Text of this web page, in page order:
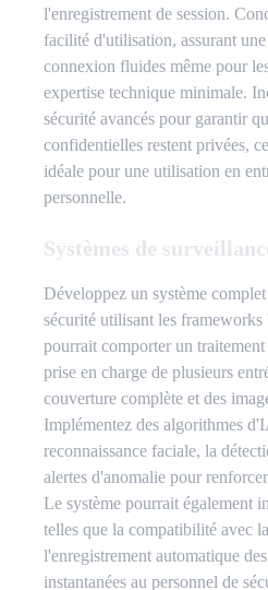
l'enregistrement de session.
facilité d'utilisation, assurant
connexion fluides même pour
expertise technique minimale.
sécurité avancés pour garantir
confidentielles restent privées,
idéale pour une utilisation en
personnelle.
Systèmes de
Développez un système
sécurité utilisant les
pourrait comporter un
prise en charge de plusieurs
couverture complète et des
Implémentez des algorithmes
reconnaissance faciale, la
alertes d'anomalie pour
Le système pourrait également
telles que la compatibilité avec
l'enregistrement automatique
instantanées au personnel de